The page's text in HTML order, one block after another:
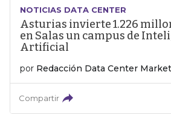
NOTICIAS DATA CENTER
Asturias invierte 1.226
en Salas un campus de
Artificial
por Redacción Data Center Market
Compartir